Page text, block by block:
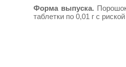
Форма выпуска.
таблетки по 0,01 г с